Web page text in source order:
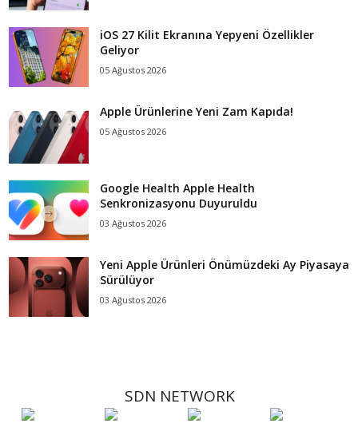
iOS 27 Kilit Ekranına Yepyeni Özellikler
Geliyor
05 Ağustos 2026
Apple Ürünlerine Yeni Zam Kapıda!
05 Ağustos 2026
Google Health Apple Health
Senkronizasyonu Duyuruldu
03 Ağustos 2026
Yeni Apple Ürünleri Önümüzdeki Ay Piyasaya
Sürülüyor
03 Ağustos 2026
SDN NETWORK